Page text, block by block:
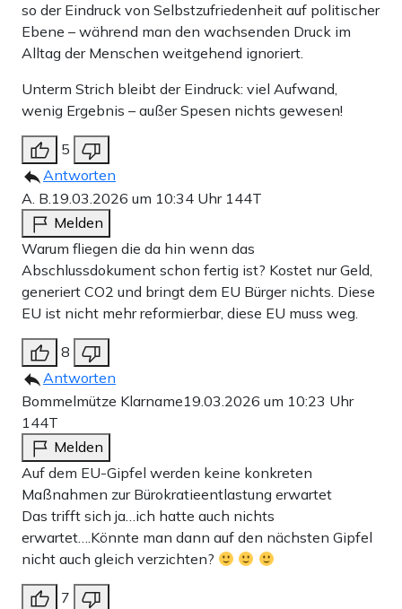
so der Eindruck von Selbstzufriedenheit auf politischer
Ebene – während man den wachsenden Druck im
Alltag der Menschen weitgehend ignoriert.
Unterm Strich bleibt der Eindruck: viel Aufwand,
wenig Ergebnis – außer Spesen nichts gewesen!
5
Antworten
A. B.19.03.2026 um 10:34 Uhr 144T
Melden
Warum fliegen die da hin wenn das
Abschlussdokument schon fertig ist? Kostet nur Geld,
generiert CO2 und bringt dem EU Bürger nichts. Diese
EU ist nicht mehr reformierbar, diese EU muss weg.
8
Antworten
Bommelmütze Klarname19.03.2026 um 10:23 Uhr
144T
Melden
Auf dem EU-Gipfel werden keine konkreten
Maßnahmen zur Bürokratieentlastung erwartet
Das trifft sich ja…ich hatte auch nichts
erwartet….Könnte man dann auf den nächsten Gipfel
nicht auch gleich verzichten?
7